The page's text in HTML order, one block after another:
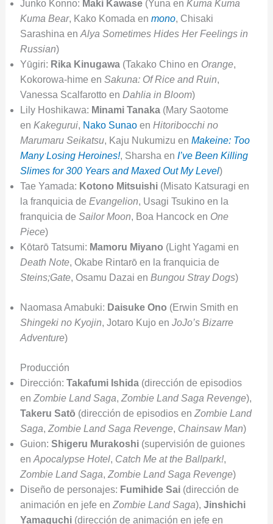
Junko Konno: Maki Kawase(Yuna en Kuma Kuma
Kuma Bear, Kako Komada en mono, Chisaki
Sarashina en Alya Sometimes Hides Her Feelings in
Russian)
Yūgiri: Rika Kinugawa(Takako Chino en Orange,
Kokorowa-hime en Sakuna: Of Rice and Ruin,
Vanessa Scalfarotto en Dahlia in Bloom)
Lily Hoshikawa: Minami Tanaka(Mary Saotome
en Kakegurui, Nako Sunaoen Hitoribocchi no
Marumaru Seikatsu, Kaju Nukumizu en Makeine: Too
Many Losing Heroines!, Sharsha en I’ve Been Killing
Slimes for 300 Years and Maxed Out My Level)
Tae Yamada: Kotono Mitsuishi(Misato Katsuragi en
la franquicia de Evangelion, Usagi Tsukino en la
franquicia de Sailor Moon, Boa Hancock en One
Piece)
Kōtarō Tatsumi: Mamoru Miyano (Light Yagami en
Death Note, Okabe Rintarō en la franquicia de
Steins;Gate, Osamu Dazai en Bungou Stray Dogs)
Naomasa Amabuki: Daisuke Ono (Erwin Smith en
Shingeki no Kyojin, Jotaro Kujo en JoJo’s Bizarre
Adventure)
Producción
Dirección: Takafumi Ishida(dirección de episodios
en Zombie Land Saga, Zombie Land Saga Revenge),
Takeru Satō (dirección de episodios en Zombie Land
Saga, Zombie Land Saga Revenge, Chainsaw Man)
Guion: Shigeru Murakoshi(supervisión de guiones
en Apocalypse Hotel, Catch Me at the Ballpark!,
Zombie Land Saga, Zombie Land Saga Revenge)
Diseño de personajes: Fumihide Sai(dirección de
animación en jefe en Zombie Land Saga), Jinshichi
Yamaguchi(dirección de animación en jefe en